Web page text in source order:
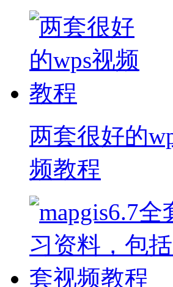
两套很好的
频教程